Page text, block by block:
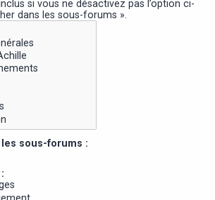
si vous ne désactivez pas l’option ci-
dans les sous-forums ».
sous-forums :